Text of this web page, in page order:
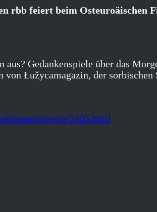
rbb feiert beim Osteuroäischen
Gedankenspiele über das
Łužycamagazin, der
movie/2405.html